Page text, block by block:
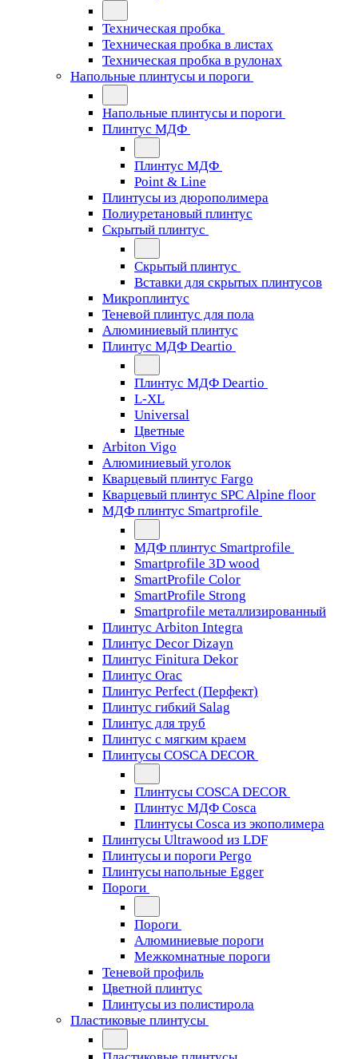
Техническая пробка
Техническая пробка в листах
Техническая пробка в рулонах
Напольные плинтусы и пороги
Напольные плинтусы и пороги
Плинтус МДФ
Плинтус МДФ
Point & Line
Плинтусы из дюрополимера
Полиуретановый плинтус
Скрытый плинтус
Скрытый плинтус
Вставки для скрытых плинтусов
Микроплинтус
Теневой плинтус для пола
Алюминиевый плинтус
Плинтус МДФ Deartio
Плинтус МДФ Deartio
L-XL
Universal
Цветные
Arbiton Vigo
Алюминиевый уголок
Кварцевый плинтус Fargo
Кварцевый плинтус SPC Alpine floor
МДФ плинтус Smartprofile
МДФ плинтус Smartprofile
Smartprofile 3D wood
SmartProfile Color
SmartProfile Strong
Smartprofile металлизированный
Плинтус Arbiton Integra
Плинтус Decor Dizayn
Плинтус Finitura Dekor
Плинтус Orac
Плинтус Perfect (Перфект)
Плинтус гибкий Salag
Плинтус для труб
Плинтус с мягким краем
Плинтусы COSCA DECOR
Плинтусы COSCA DECOR
Плинтус МДФ Cosca
Плинтусы Cosca из экополимера
Плинтусы Ultrawood из LDF
Плинтусы и пороги Pergo
Плинтусы напольные Egger
Пороги
Пороги
Алюминиевые пороги
Межкомнатные пороги
Теневой профиль
Цветной плинтус
Плинтусы из полистирола
Пластиковые плинтусы